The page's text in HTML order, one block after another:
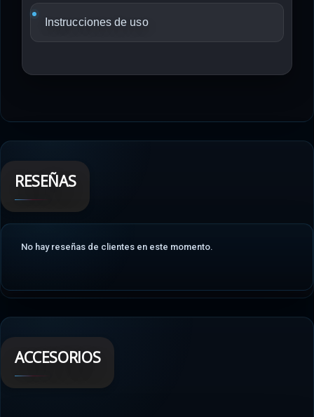
Instrucciones de uso
RESEÑAS
No hay reseñas de clientes en este momento.
ACCESORIOS